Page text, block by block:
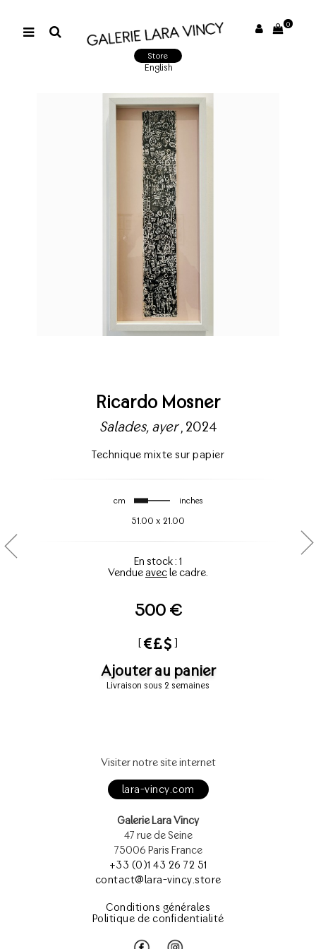
0
Store
English
Ricardo Mosner
Salades, ayer, 2024
Technique mixte sur papier
cm inches
51.00 x 21.00
En stock : 1
Vendueavecle cadre.
500 €
[ ]
Ajouter au panier
Livraison sous 2 semaines
Visiter notre site internet
lara-vincy.com
Galerie Lara Vincy
47 rue de Seine
75006 Paris France
+33 (0)1 43 26 72 51
contact@lara-vincy.store
Conditions générales
Politique de confidentialité